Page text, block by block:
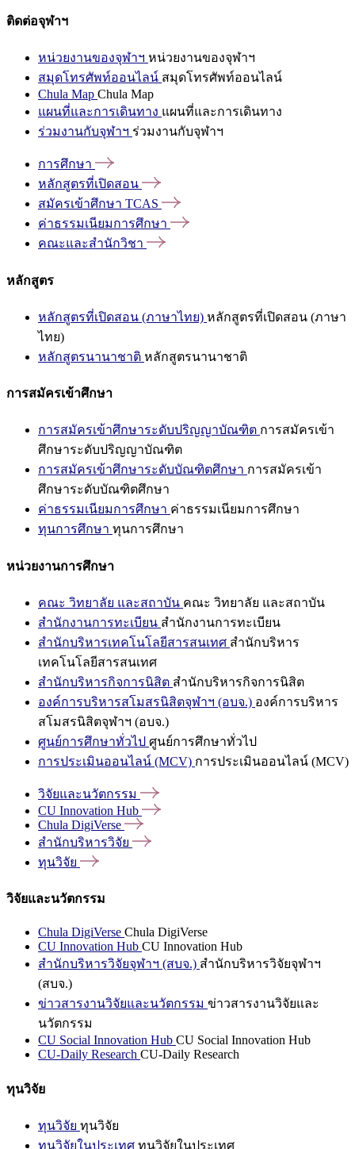
ติดต่อจุฬาฯ
หน่วยงานของจุฬาฯ หน่วยงานของจุฬาฯ
สมุดโทรศัพท์ออนไลน์ สมุดโทรศัพท์ออนไลน์
Chula Map Chula Map
แผนที่และการเดินทาง แผนที่และการเดินทาง
ร่วมงานกับจุฬาฯ ร่วมงานกับจุฬาฯ
การศึกษา
หลักสูตรที่เปิดสอน
สมัครเข้าศึกษา TCAS
ค่าธรรมเนียมการศึกษา
คณะและสำนักวิชา
หลักสูตร
หลักสูตรที่เปิดสอน (ภาษาไทย) หลักสูตรที่เปิดสอน (ภาษา
ไทย)
หลักสูตรนานาชาติ หลักสูตรนานาชาติ
การสมัครเข้าศึกษา
การสมัครเข้าศึกษาระดับปริญญาบัณฑิต การสมัครเข้า
ศึกษาระดับปริญญาบัณฑิต
การสมัครเข้าศึกษาระดับบัณฑิตศึกษา การสมัครเข้า
ศึกษาระดับบัณฑิตศึกษา
ค่าธรรมเนียมการศึกษา ค่าธรรมเนียมการศึกษา
ทุนการศึกษา ทุนการศึกษา
หน่วยงานการศึกษา
คณะ วิทยาลัย และสถาบัน คณะ วิทยาลัย และสถาบัน
สำนักงานการทะเบียน สำนักงานการทะเบียน
สำนักบริหารเทคโนโลยีสารสนเทศ สำนักบริหาร
เทคโนโลยีสารสนเทศ
สำนักบริหารกิจการนิสิต สำนักบริหารกิจการนิสิต
องค์การบริหารสโมสรนิสิตจุฬาฯ (อบจ.) องค์การบริหาร
สโมสรนิสิตจุฬาฯ (อบจ.)
ศูนย์การศึกษาทั่วไป ศูนย์การศึกษาทั่วไป
การประเมินออนไลน์ (MCV) การประเมินออนไลน์ (MCV)
วิจัยและนวัตกรรม
CU Innovation Hub
Chula DigiVerse
สำนักบริหารวิจัย
ทุนวิจัย
วิจัยและนวัตกรรม
Chula DigiVerse Chula DigiVerse
CU Innovation Hub CU Innovation Hub
สำนักบริหารวิจัยจุฬาฯ (สบจ.) สำนักบริหารวิจัยจุฬาฯ
(สบจ.)
ข่าวสารงานวิจัยและนวัตกรรม ข่าวสารงานวิจัยและ
นวัตกรรม
CU Social Innovation Hub CU Social Innovation Hub
CU-Daily Research CU-Daily Research
ทุนวิจัย
ทุนวิจัย ทุนวิจัย
ทุนวิจัยในประเทศ ทุนวิจัยในประเทศ